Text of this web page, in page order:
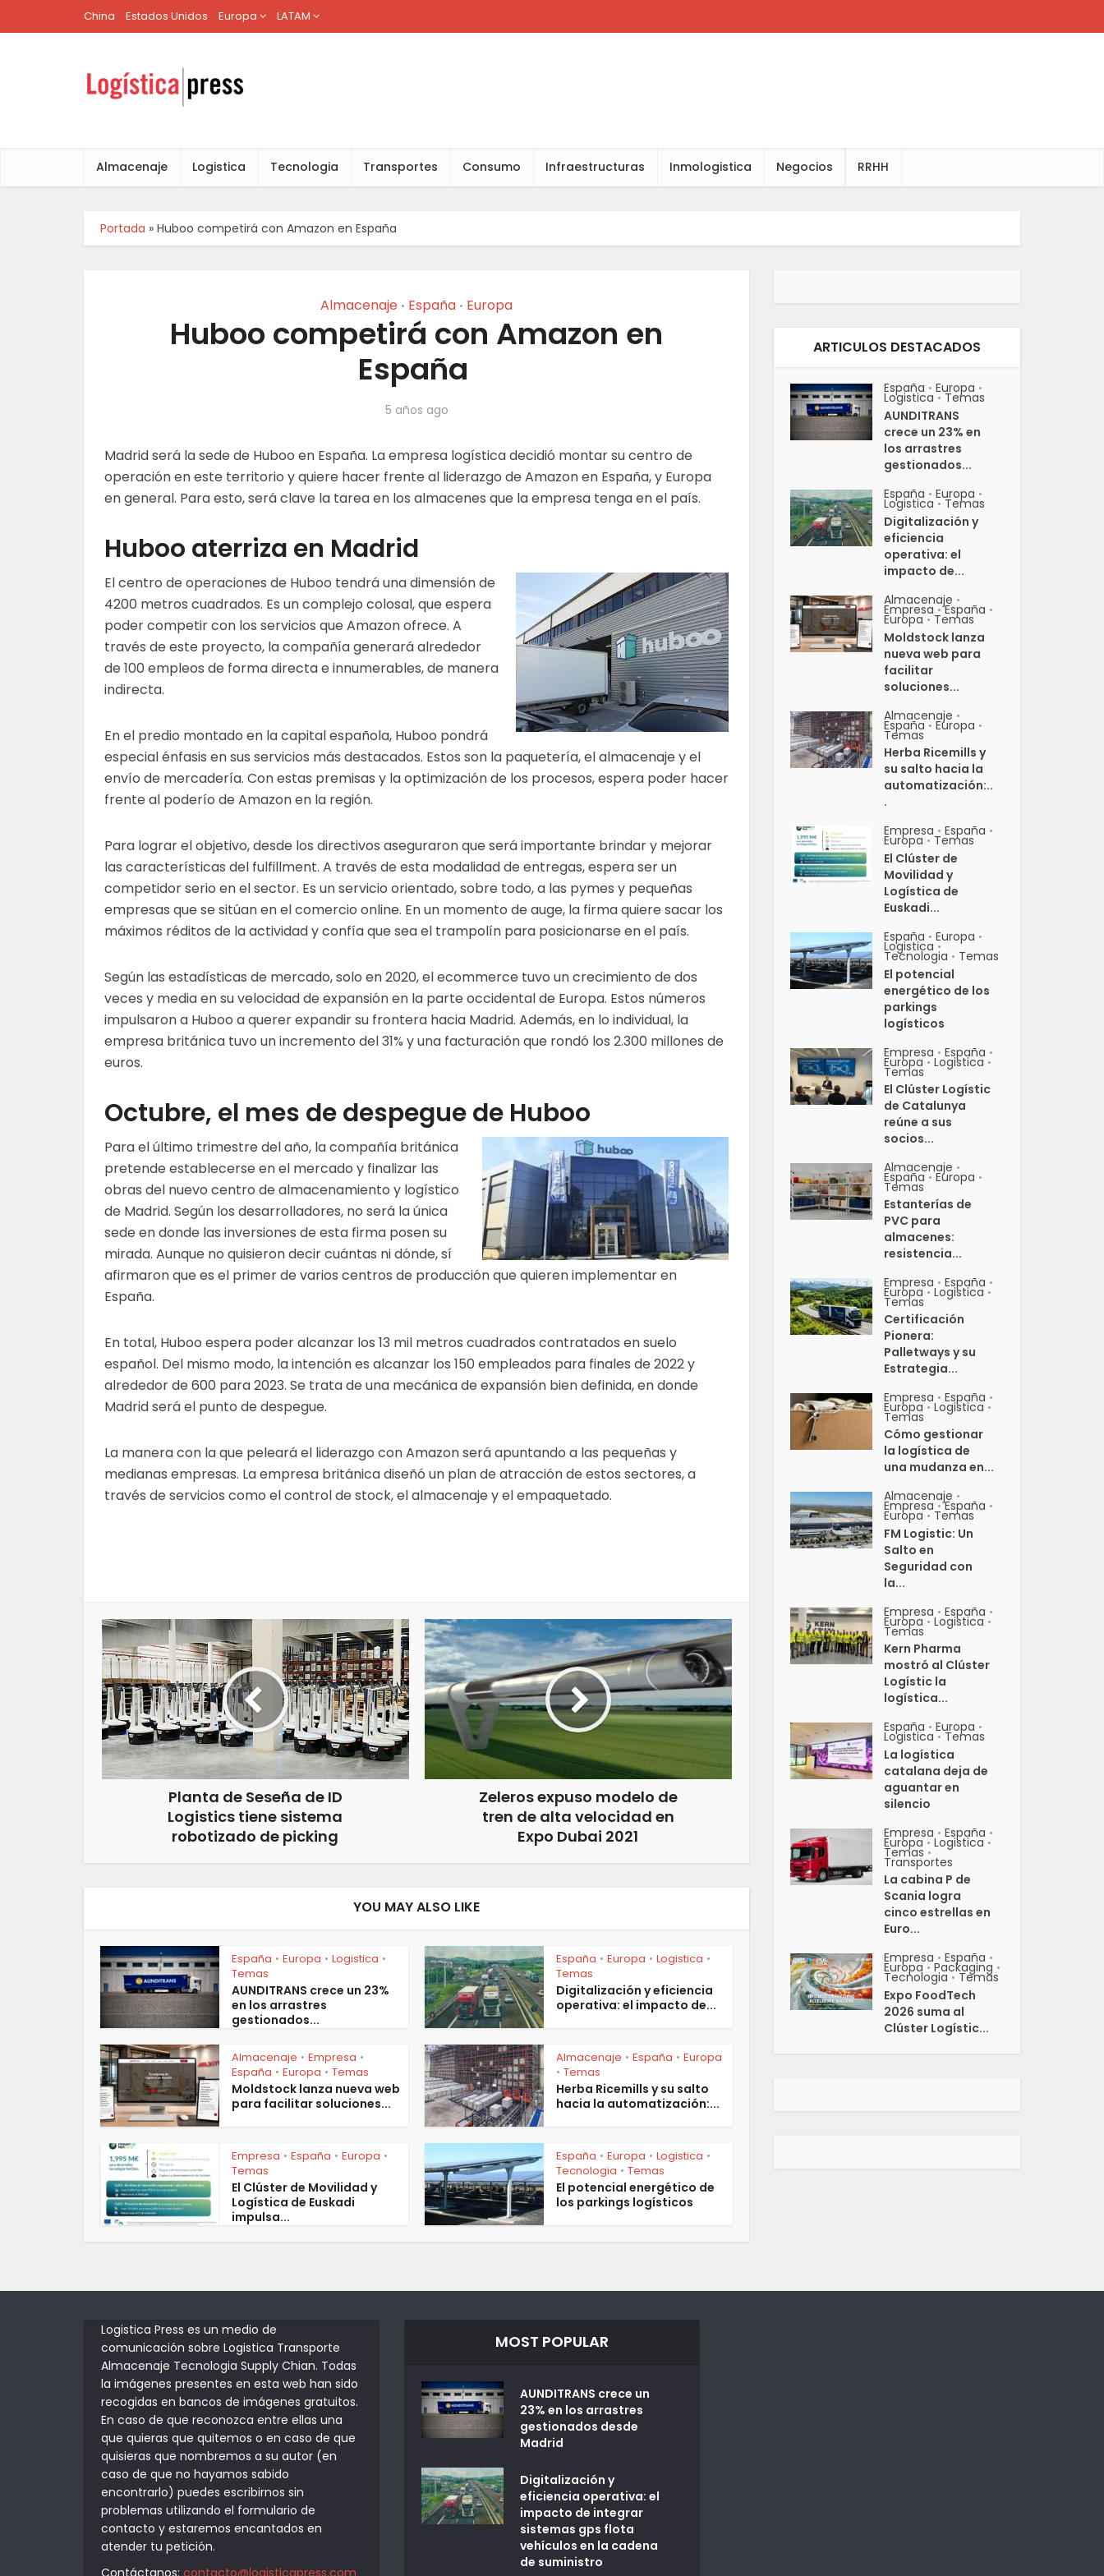
China Estados Unidos Europa LATAM
Almacenaje Logistica Tecnologia Transportes Consumo Infraestructuras Inmologistica Negocios RRHH
Portada » Huboo competirá con Amazon en España
Almacenaje • España • Europa
Huboo competirá con Amazon en
España
5 años ago
Madrid será la sede de Huboo en España. La empresa logística decidió montar su centro de
operación en este territorio y quiere hacer frente al liderazgo de Amazon en España, y Europa
en general. Para esto, será clave la tarea en los almacenes que la empresa tenga en el país.
Huboo aterriza en Madrid
El centro de operaciones de Huboo tendrá una dimensión de
4200 metros cuadrados. Es un complejo colosal, que espera
poder competir con los servicios que Amazon ofrece. A
través de este proyecto, la compañía generará alrededor
de 100 empleos de forma directa e innumerables, de manera
indirecta.
En el predio montado en la capital española, Huboo pondrá
especial énfasis en sus servicios más destacados. Estos son la paquetería, el almacenaje y el
envío de mercadería. Con estas premisas y la optimización de los procesos, espera poder hacer
frente al poderío de Amazon en la región.
Para lograr el objetivo, desde los directivos aseguraron que será importante brindar y mejorar
las características del fulfillment. A través de esta modalidad de entregas, espera ser un
competidor serio en el sector. Es un servicio orientado, sobre todo, a las pymes y pequeñas
empresas que se sitúan en el comercio online. En un momento de auge, la firma quiere sacar los
máximos réditos de la actividad y confía que sea el trampolín para posicionarse en el país.
Según las estadísticas de mercado, solo en 2020, el ecommerce tuvo un crecimiento de dos
veces y media en su velocidad de expansión en la parte occidental de Europa. Estos números
impulsaron a Huboo a querer expandir su frontera hacia Madrid. Además, en lo individual, la
empresa británica tuvo un incremento del 31% y una facturación que rondó los 2.300 millones de
euros.
Octubre, el mes de despegue de Huboo
Para el último trimestre del año, la compañía británica
pretende establecerse en el mercado y finalizar las
obras del nuevo centro de almacenamiento y logístico
de Madrid. Según los desarrolladores, no será la única
sede en donde las inversiones de esta firma posen su
mirada. Aunque no quisieron decir cuántas ni dónde, sí
afirmaron que es el primer de varios centros de producción que quieren implementar en
España.
En total, Huboo espera poder alcanzar los 13 mil metros cuadrados contratados en suelo
español. Del mismo modo, la intención es alcanzar los 150 empleados para finales de 2022 y
alrededor de 600 para 2023. Se trata de una mecánica de expansión bien definida, en donde
Madrid será el punto de despegue.
La manera con la que peleará el liderazgo con Amazon será apuntando a las pequeñas y
medianas empresas. La empresa británica diseñó un plan de atracción de estos sectores, a
través de servicios como el control de stock, el almacenaje y el empaquetado.
Planta de Seseña de ID
Logistics tiene sistema
robotizado de picking
Zeleros expuso modelo de
tren de alta velocidad en
Expo Dubai 2021
YOU MAY ALSO LIKE
España • Europa • Logistica •
Temas
AUNDITRANS crece un 23%
en los arrastres
gestionados...
España • Europa • Logistica •
Temas
Digitalización y eficiencia
operativa: el impacto de...
Almacenaje • Empresa •
España • Europa • Temas
Moldstock lanza nueva web
para facilitar soluciones...
Almacenaje • España • Europa
• Temas
Herba Ricemills y su salto
hacia la automatización:...
Empresa • España • Europa •
Temas
El Clúster de Movilidad y
Logística de Euskadi
impulsa...
España • Europa • Logistica •
Tecnologia • Temas
El potencial energético de
los parkings logísticos
ARTICULOS DESTACADOS
España • Europa •
Logistica • Temas
AUNDITRANS
crece un 23% en
los arrastres
gestionados...
España • Europa •
Logistica • Temas
Digitalización y
eficiencia
operativa: el
impacto de...
Almacenaje •
Empresa • España •
Europa • Temas
Moldstock lanza
nueva web para
facilitar
soluciones...
Almacenaje •
España • Europa •
Temas
Herba Ricemills y
su salto hacia la
automatización:..
.
Empresa • España •
Europa • Temas
El Clúster de
Movilidad y
Logística de
Euskadi...
España • Europa •
Logistica •
Tecnologia • Temas
El potencial
energético de los
parkings
logísticos
Empresa • España •
Europa • Logistica •
Temas
El Clúster Logístic
de Catalunya
reúne a sus
socios...
Almacenaje •
España • Europa •
Temas
Estanterías de
PVC para
almacenes:
resistencia...
Empresa • España •
Europa • Logistica •
Temas
Certificación
Pionera:
Palletways y su
Estrategia...
Empresa • España •
Europa • Logistica •
Temas
Cómo gestionar
la logística de
una mudanza en...
Almacenaje •
Empresa • España •
Europa • Temas
FM Logistic: Un
Salto en
Seguridad con
la...
Empresa • España •
Europa • Logistica •
Temas
Kern Pharma
mostró al Clúster
Logístic la
logística...
España • Europa •
Logistica • Temas
La logística
catalana deja de
aguantar en
silencio
Empresa • España •
Europa • Logistica •
Temas •
Transportes
La cabina P de
Scania logra
cinco estrellas en
Euro...
Empresa • España •
Europa • Packaging •
Tecnologia • Temas
Expo FoodTech
2026 suma al
Clúster Logístic...
Logistica Press es un medio de
comunicación sobre Logistica Transporte
Almacenaje Tecnologia Supply Chian. Todas
la imágenes presentes en esta web han sido
recogidas en bancos de imágenes gratuitos.
En caso de que reconozca entre ellas una
que quieras que quitemos o en caso de que
quisieras que nombremos a su autor (en
caso de que no hayamos sabido
encontrarlo) puedes escribirnos sin
problemas utilizando el formulario de
contacto y estaremos encantados en
atender tu petición.
Contáctanos: contacto@logisticapress.com
MOST POPULAR
AUNDITRANS crece un
23% en los arrastres
gestionados desde
Madrid
Digitalización y
eficiencia operativa: el
impacto de integrar
sistemas gps flota
vehículos en la cadena
de suministro